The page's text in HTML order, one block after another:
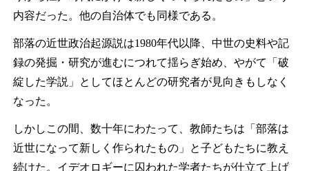
内容だった。他の自治体でも同様である。
部落の近世政治起源説は1980年代以降、中世の史料や記
録の発掘・研究が進むにつれて揺らぎ始め、やがて「破
綻した学説」としてほとんどの研究者が見向きもしなく
なった。
しかしこの間、数十年にわたって、教師たちは「部落は
近世になって新しく作られたもの」と子どもたちに教え
続けた。イデオロギーに囚われた学者たちが仕立て上げ